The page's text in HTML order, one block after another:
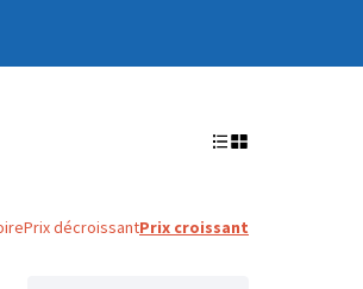
Prix décroissantPrix croissant